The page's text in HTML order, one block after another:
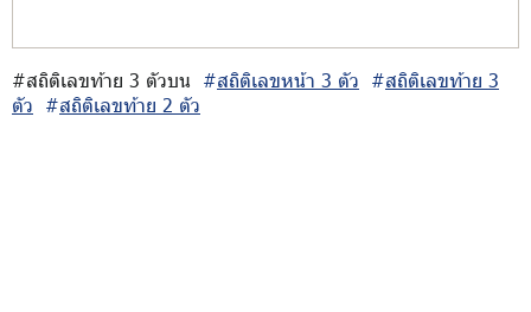
#สถิติเลขท้าย 3 ตัวบน #สถิติเลขหน้า 3 ตัว #สถิติเลขท้าย 3
ตัว #สถิติเลขท้าย 2 ตัว